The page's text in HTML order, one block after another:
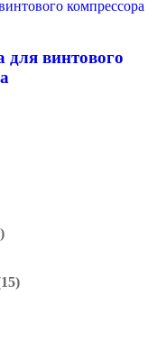
для винтового